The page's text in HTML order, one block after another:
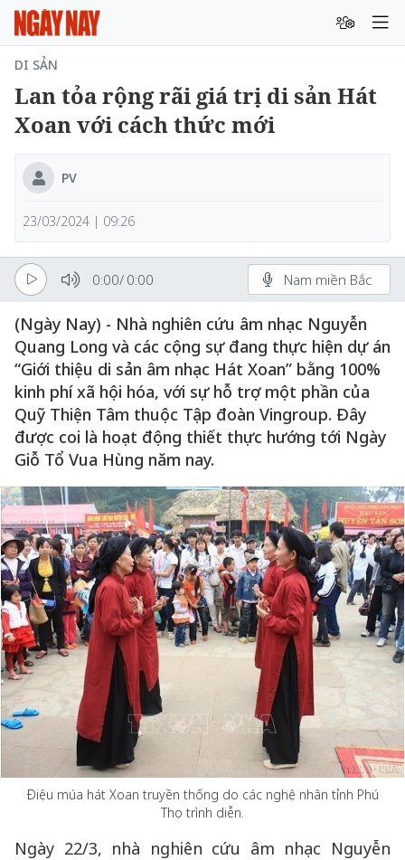
DI SẢN
Lan tỏa rộng rãi giá trị di sản Hát
Xoan với cách thức mới
PV
23/03/2024 | 09:26
0:00/ 0:00 Nam miền Bắc
(Ngày Nay) - Nhà nghiên cứu âm nhạc Nguyễn
Quang Long và các cộng sự đang thực hiện dự án
“Giới thiệu di sản âm nhạc Hát Xoan” bằng 100%
kinh phí xã hội hóa, với sự hỗ trợ một phần của
Quỹ Thiện Tâm thuộc Tập đoàn Vingroup. Đây
được coi là hoạt động thiết thực hướng tới Ngày
Giỗ Tổ Vua Hùng năm nay.
Điệu múa hát Xoan truyền thống do các nghệ nhân tỉnh Phú
Thọ trình diễn.
Ngày 22/3, nhà nghiên cứu âm nhạc Nguyễn